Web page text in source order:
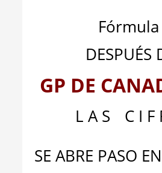
Fórmula
DESPUÉS
GP DE
L A S
C I F
SE ABRE PASO EN